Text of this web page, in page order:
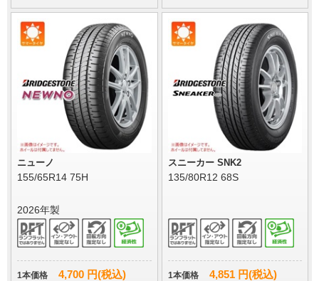
ニューノ
155/65R14 75H
2026年製
1本価格 4,700 円(税込)
スニーカー SNK2
135/80R12 68S
1本価格 4,851 円(税込)